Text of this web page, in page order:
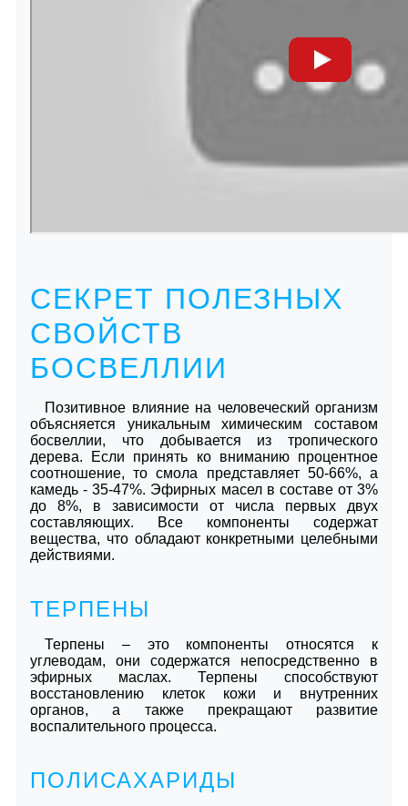
СЕКРЕТ ПОЛЕЗНЫХ
СВОЙСТВ
БОСВЕЛЛИИ
Позитивное влияние на человеческий организм
объясняется уникальным химическим составом
босвеллии, что добывается из тропического
дерева. Если принять ко вниманию процентное
соотношение, то смола представляет 50-66%, а
камедь - 35-47%. Эфирных масел в составе от 3%
до 8%, в зависимости от числа первых двух
составляющих. Все компоненты содержат
вещества, что обладают конкретными целебными
действиями.
ТЕРПЕНЫ
Терпены – это компоненты относятся к
углеводам, они содержатся непосредственно в
эфирных маслах. Терпены способствуют
восстановлению клеток кожи и внутренних
органов, а также прекращают развитие
воспалительного процесса.
ПОЛИСАХАРИДЫ